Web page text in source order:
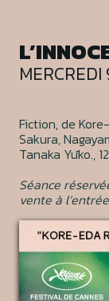
Fiction, de
Sakura,
Tanaka Yūko.,
Séance
vente à l’entrée